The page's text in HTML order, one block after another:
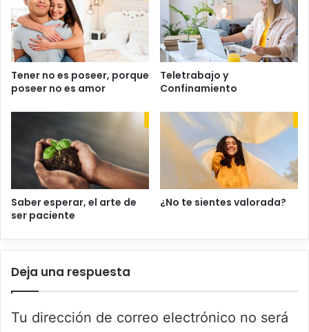
Tener no es poseer, porque
poseer no es amor
Teletrabajo y
Confinamiento
Saber esperar, el arte de
ser paciente
¿No te sientes valorada?
Deja una respuesta
Tu dirección de correo electrónico no será